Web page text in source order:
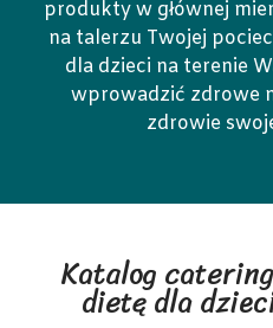
produkty w głównej
na talerzu Twojej
dla dzieci na terenie
wprowadzić zdrowe
zdrowie
Katalog
dietę dla